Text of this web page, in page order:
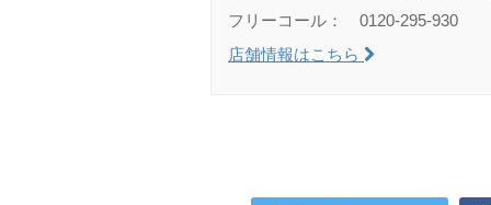
フリーコール： 0120-295-930
店舗情報はこちら